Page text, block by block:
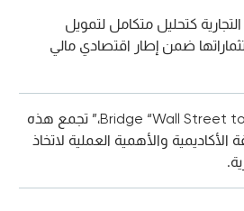
كتحليل متكامل لتمويل
ضمن إطار اقتصادي مالي
Bridge “Wall Street to Main Street،” تجمع هذه
الأكاديمية والأهمية العملية لاتخاذ